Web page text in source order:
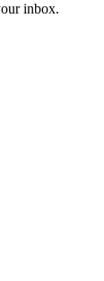
inbox.